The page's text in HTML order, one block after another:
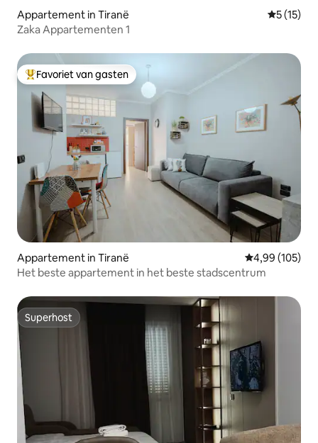
Appartement in Tiranë
5 (15)
Zaka Appartementen 1
Topfavoriet van gasten
Favoriet van gasten
Appartement in Tiranë Gemiddelde
4,99 (105)
Het beste appartement in het beste stadscentrum
Superhost
Superhost